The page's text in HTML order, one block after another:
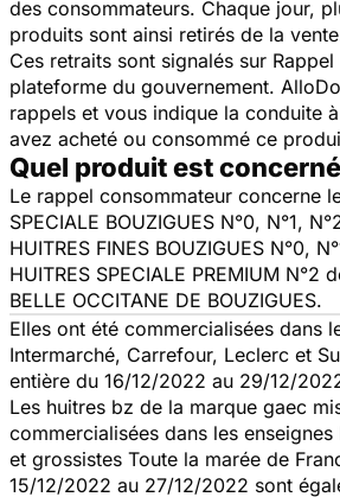
des consommateurs. Chaque jour,
produits sont ainsi retirés de la
Ces retraits sont signalés sur
plateforme du gouvernement.
rappels et vous indique la conduite
avez acheté ou consommé ce
Quel produit est
Le rappel consommateur concerne
SPECIALE BOUZIGUES N°0, N°1,
HUITRES FINES BOUZIGUES N°0,
HUITRES SPECIALE PREMIUM N°2
BELLE OCCITANE DE BOUZIGUES.
Elles ont été commercialisées dans
Intermarché, Carrefour, Leclerc et
entière du 16/12/2022 au 29/12/
Les huitres bz de la marque gaec
commercialisées dans les
et grossistes Toute la marée de
15/12/2022 au 27/12/2022 sont